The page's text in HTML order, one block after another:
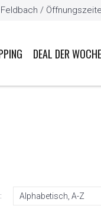
/
DEAL DER WOCHE